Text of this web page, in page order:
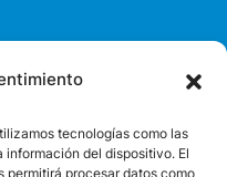
tecnologías como las
del dispositivo. El
permitirá procesar datos como